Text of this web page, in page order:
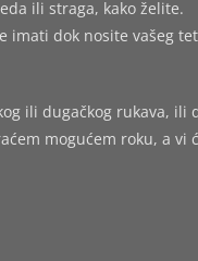
ili straga, kako želite.
imati dok nosite vašeg
ili dugačkog rukava,
mogućem roku, a